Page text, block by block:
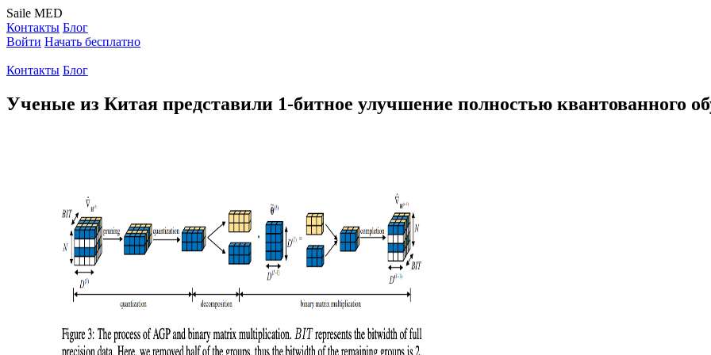
Saile MED
Контакты Блог
Войти Начать бесплатно
Контакты Блог
Ученые из Китая представили 1-битное улучшение полностью квантованного